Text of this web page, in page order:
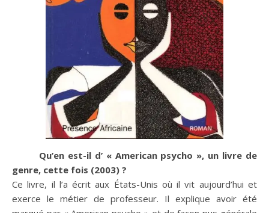
Qu’en est-il d’ « American psycho », un livre de
genre, cette fois (2003) ?
Ce livre, il l’a écrit aux États-Unis où il vit aujourd’hui et
exerce le métier de professeur. Il explique avoir été